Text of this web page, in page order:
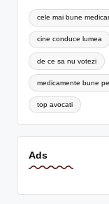
cele mai bune
cine conduce lumea
de ce sa nu votezi
medicamente bune
top avocati
Ads